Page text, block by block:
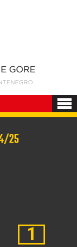
25
1